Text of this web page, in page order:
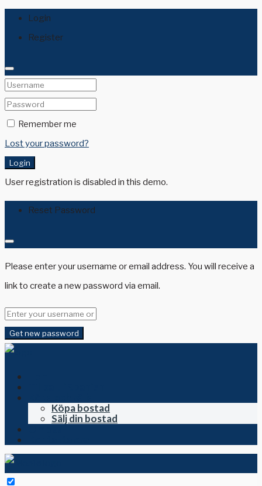
Login
Register
Remember me
Lost your password?
Login
User registration is disabled in this demo.
Reset Password
Please enter your username or email address. You will receive a
link to create a new password via email.
Get new password
Köpa bostad
Sälj din bostad